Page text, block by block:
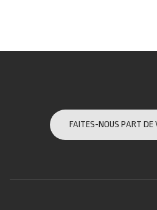
FAITES-NOUS PART DE